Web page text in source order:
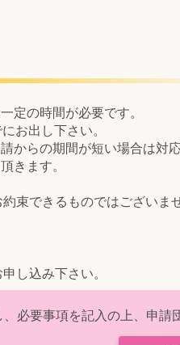
定の時間が必要です。
お出し下さい。
からの期間が短い場合は対
きます。
束できるものではございま
し込み下さい。
要事項を記入の上、申請